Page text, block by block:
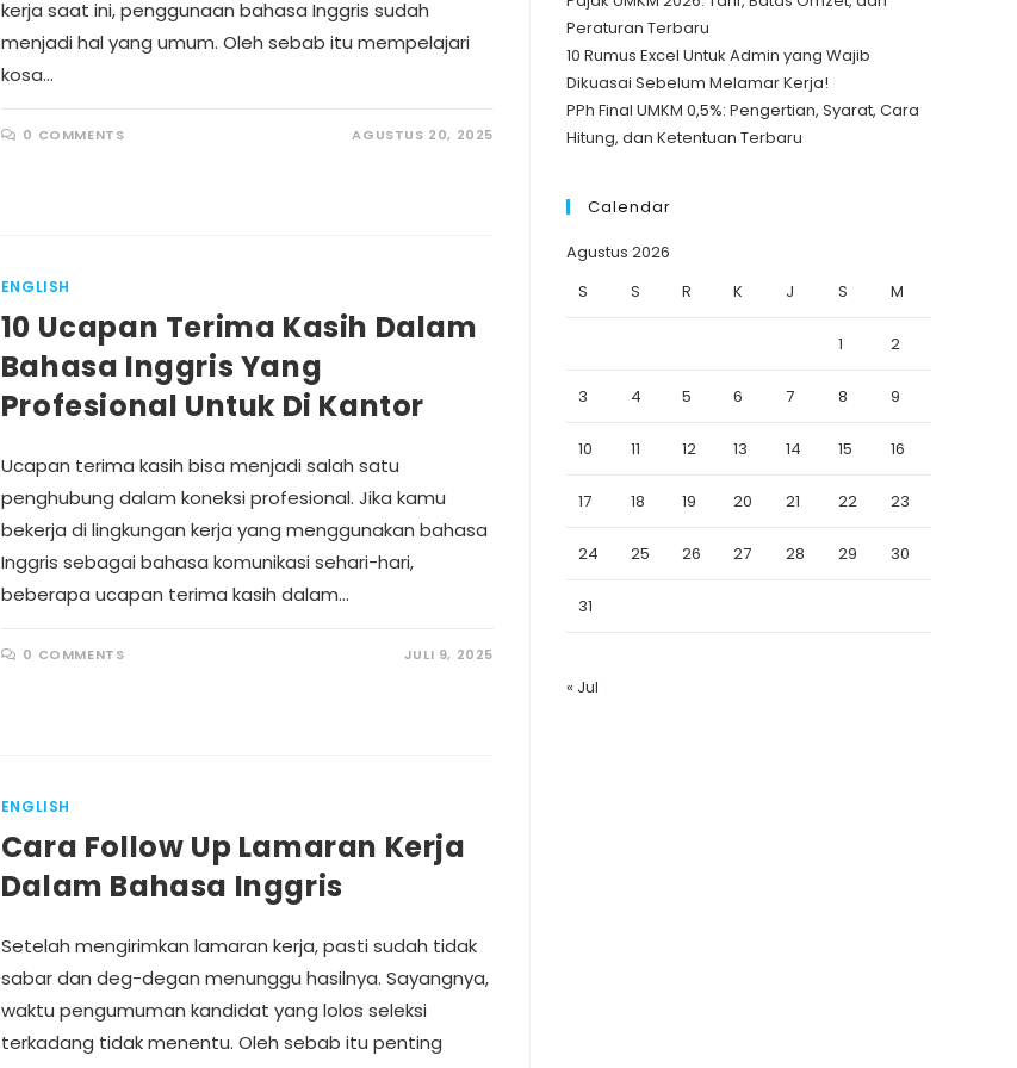
kerja saat ini, penggunaan bahasa Inggris sudah
menjadi hal yang umum. Oleh sebab itu mempelajari
kosa…
0 COMMENTS AGUSTUS 20, 2025
ENGLISH
10 Ucapan Terima Kasih Dalam
Bahasa Inggris Yang
Profesional Untuk Di Kantor
Ucapan terima kasih bisa menjadi salah satu
penghubung dalam koneksi profesional. Jika kamu
bekerja di lingkungan kerja yang menggunakan bahasa
Inggris sebagai bahasa komunikasi sehari-hari,
beberapa ucapan terima kasih dalam…
0 COMMENTS JULI 9, 2025
ENGLISH
Cara Follow Up Lamaran Kerja
Dalam Bahasa Inggris
Setelah mengirimkan lamaran kerja, pasti sudah tidak
sabar dan deg-degan menunggu hasilnya. Sayangnya,
waktu pengumuman kandidat yang lolos seleksi
terkadang tidak menentu. Oleh sebab itu penting
Peraturan Terbaru
10 Rumus Excel Untuk Admin yang Wajib
Dikuasai Sebelum Melamar Kerja!
PPh Final UMKM 0,5%: Pengertian, Syarat, Cara
Hitung, dan Ketentuan Terbaru
Calendar
Agustus 2026
S
S R K J S M
1 2
3 4 5 6 7 8 9
10 11 12 13 14 15 16
17 18 19 20 21 22 23
24 25 26 27 28 29 30
31
« Jul